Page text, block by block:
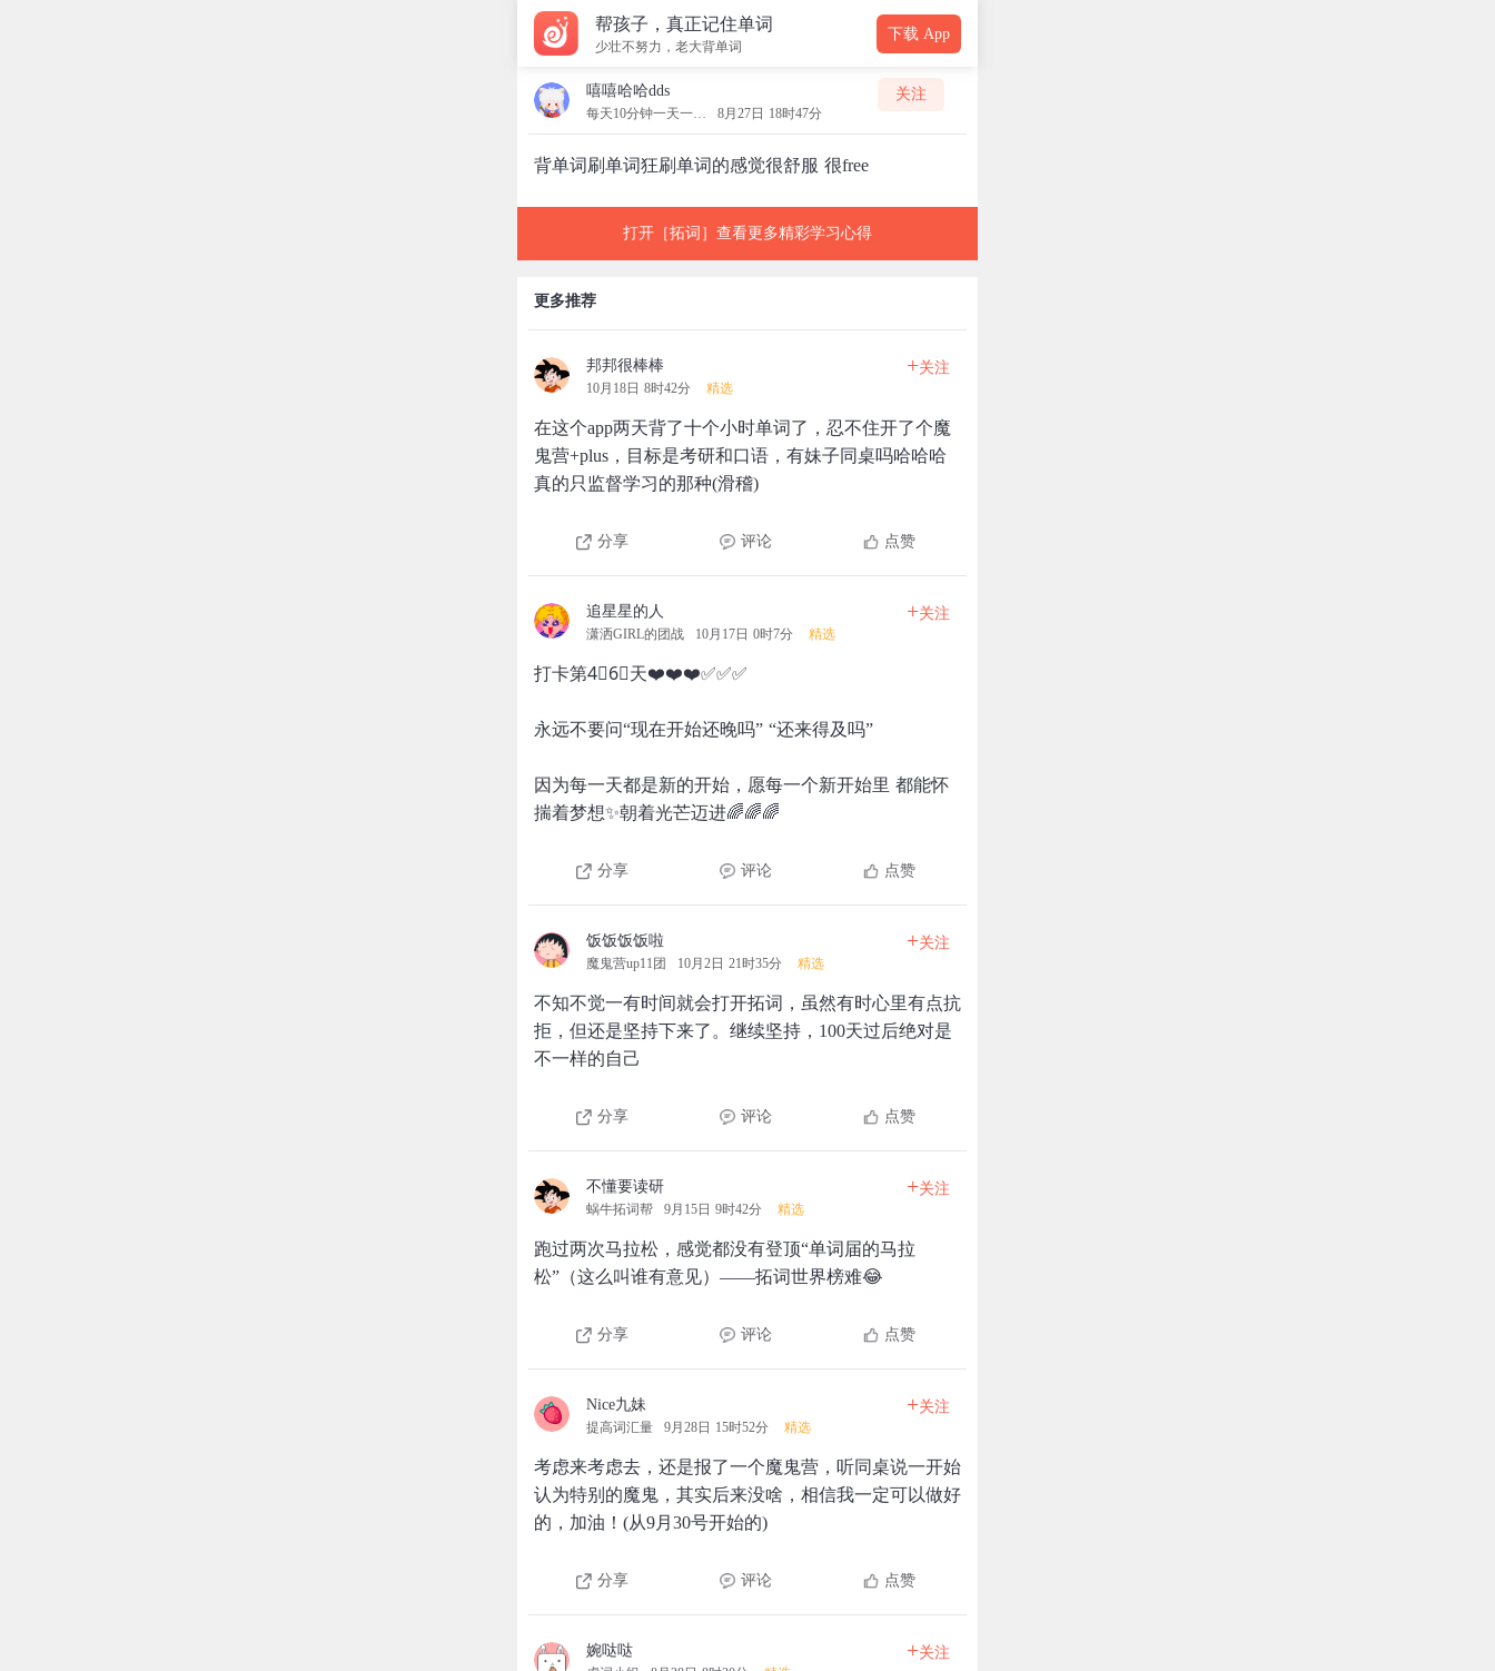
帮孩子，真正记住单词
少壮不努力，老大背单词
下载 App
嘻嘻哈哈dds
每天10分钟一天一清人 8月27日 18时47分
关注
背单词刷单词狂刷单词的感觉很舒服 很free
打开［拓词］查看更多精彩学习心得
更多推荐
邦邦很棒棒
10月18日 8时42分 精选
+关注
在这个app两天背了十个小时单词了，忍不住开了个魔
鬼营+plus，目标是考研和口语，有妹子同桌吗哈哈哈
真的只监督学习的那种(滑稽)
分享 评论 点赞
追星星的人
潇洒GIRL的团战 10月17日 0时7分 精选
+关注
打卡第4⃣️6⃣️天❤️❤️❤️✅✅✅
永远不要问“现在开始还晚吗” “还来得及吗”
因为每一天都是新的开始，愿每一个新开始里 都能怀
揣着梦想✨朝着光芒迈进🌈🌈🌈
分享 评论 点赞
饭饭饭饭啦
魔鬼营up11团 10月2日 21时35分 精选
+关注
不知不觉一有时间就会打开拓词，虽然有时心里有点抗
拒，但还是坚持下来了。继续坚持，100天过后绝对是
不一样的自己
分享 评论 点赞
不懂要读研
蜗牛拓词帮 9月15日 9时42分 精选
+关注
跑过两次马拉松，感觉都没有登顶“单词届的马拉
松”（这么叫谁有意见）——拓词世界榜难😂
分享 评论 点赞
Nice九妹
提高词汇量 9月28日 15时52分 精选
+关注
考虑来考虑去，还是报了一个魔鬼营，听同桌说一开始
认为特别的魔鬼，其实后来没啥，相信我一定可以做好
的，加油！(从9月30号开始的)
分享 评论 点赞
婉哒哒 +关注